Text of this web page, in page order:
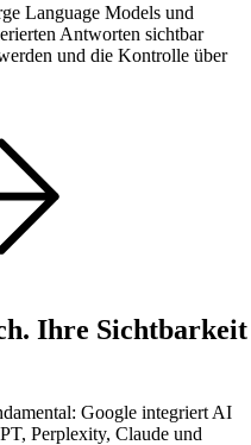
Language Models und
Antworten sichtbar
und die Kontrolle über
Ihre Sichtbarkeit
Google integriert AI
Perplexity, Claude und